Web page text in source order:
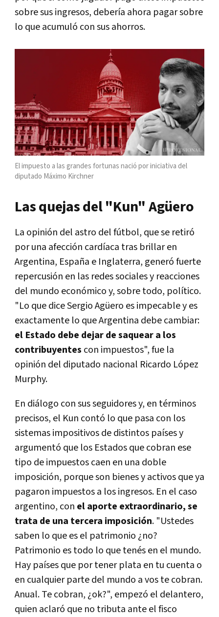
sobre sus ingresos, debería ahora pagar sobre
lo que acumuló con sus ahorros.
El impuesto a las grandes fortunas nació por iniciativa del
diputado Máximo Kirchner
Las quejas del "Kun" Agüero
La opinión del astro del fútbol, que se retiró
por una afección cardíaca tras brillar en
Argentina, España e Inglaterra, generó fuerte
repercusión en las redes sociales y reacciones
del mundo económico y, sobre todo, político.
"Lo que dice Sergio Agüero es impecable y es
exactamente lo que Argentina debe cambiar:
el Estado debe dejar de saquear a los
contribuyentes con impuestos", fue la
opinión del diputado nacional Ricardo López
Murphy.
En diálogo con sus seguidores y, en términos
precisos, el Kun contó lo que pasa con los
sistemas impositivos de distintos países y
argumentó que los Estados que cobran ese
tipo de impuestos caen en una doble
imposición, porque son bienes y activos que ya
pagaron impuestos a los ingresos. En el caso
argentino, con el aporte extraordinario, se
trata de una tercera imposición. "Ustedes
saben lo que es el patrimonio ¿no?
Patrimonio es todo lo que tenés en el mundo.
Hay países que por tener plata en tu cuenta o
en cualquier parte del mundo a vos te cobran.
Anual. Te cobran, ¿ok?", empezó el delantero,
quien aclaró que no tributa ante el fisco